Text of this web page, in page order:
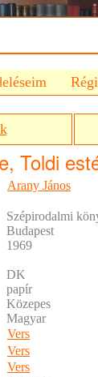
Toldi
Arany János
Szépirodalmi
Budapest
1969
DK
papír
Közepes
Magyar
Vers
Vers
Vers